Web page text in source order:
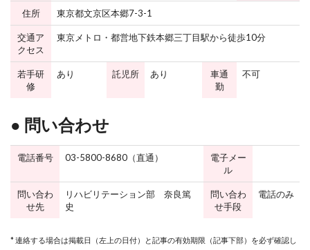
住所 東京都文京区本郷7-3-1
交通ア
クセス
東京メトロ・都営地下鉄本郷三丁目駅から徒歩10分
若手研
修
あり 託児所 あり
車通
勤
不可
● 問い合わせ
電話番号 03-5800-8680（直通）
電子メー
ル
問い合わ
せ先
リハビリテーション部 奈良篤
史
問い合わ
せ手段
電話のみ
* 連絡する場合は掲載日（左上の日付）と記事の有効期限（記事下部）を必ず確認し